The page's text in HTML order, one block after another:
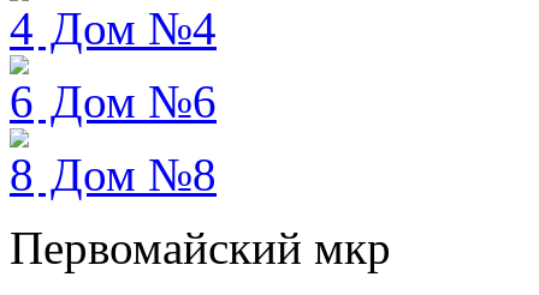
Дом №4
Дом №6
Дом №8
Первомайский мкр